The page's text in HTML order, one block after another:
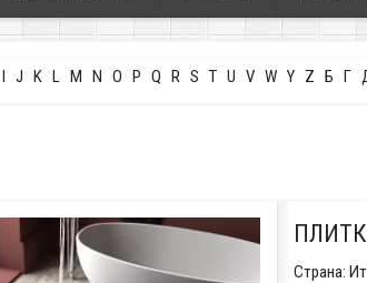
I J K L M N O P Q R S T U V W Y Z Б Г
Страна: